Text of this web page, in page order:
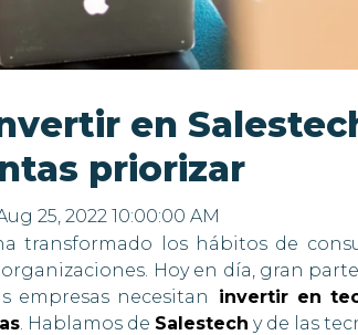
en
priorizar
25, 2022 10:00:00 AM
transformado los hábitos de
Hoy en día, gran
empresas necesitan
invertir en
. Hablamos de Salestech y de las